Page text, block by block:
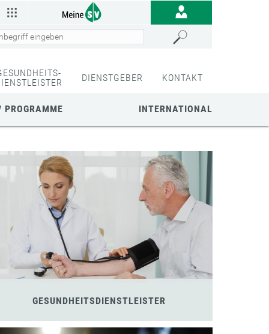
DIENSTGEBER KONTAKT
PROGRAMME INTERNATIONAL
GESUNDHEITSDIENSTLEISTER